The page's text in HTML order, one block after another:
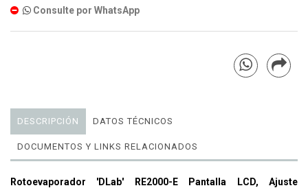
Consulte por WhatsApp
DESCRIPCIÓN DATOS TÉCNICOS
DOCUMENTOS Y LINKS RELACIONADOS
Rotoevaporador 'DLab' RE2000-E Pantalla LCD, Ajuste